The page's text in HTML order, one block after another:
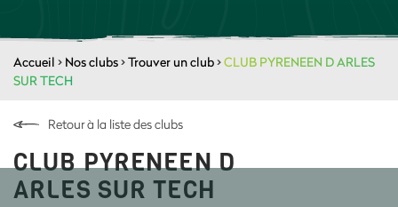
Accueil > Nos clubs>Trouver un club>CLUB PYRENEEN D ARLES
SUR TECH
Retour à la liste des clubs
CLUB PYRENEEN D
ARLES SUR TECH